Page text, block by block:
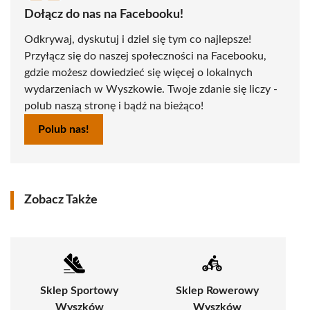
Dołącz do nas na Facebooku!
Odkrywaj, dyskutuj i dziel się tym co najlepsze!
Przyłącz się do naszej społeczności na Facebooku,
gdzie możesz dowiedzieć się więcej o lokalnych
wydarzeniach w Wyszkowie. Twoje zdanie się liczy -
polub naszą stronę i bądź na bieżąco!
Polub nas!
Zobacz Także
Sklep Sportowy
Wyszków
Sklep Rowerowy
Wyszków